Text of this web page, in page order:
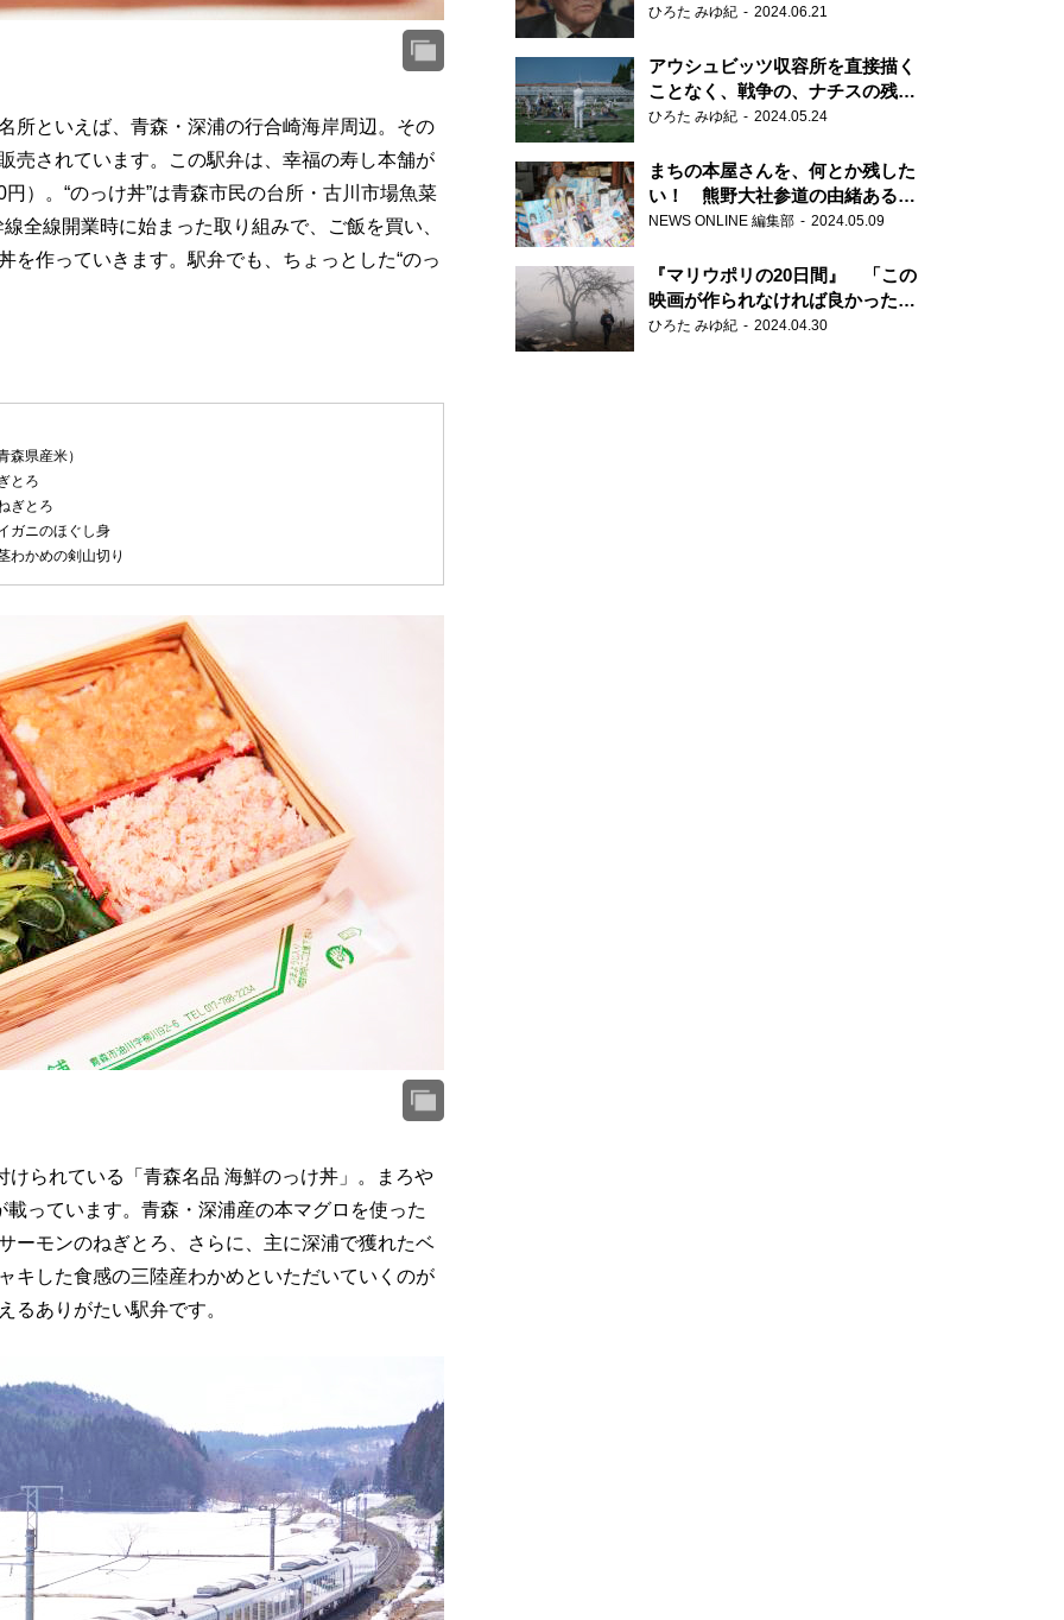
所といえば、青森・深浦の行合崎海岸周辺。その
売されています。この駅弁は、幸福の寿し本舗が
）。“のっけ丼”は青森市民の台所・古川市場魚菜
全線開業時に始まった取り組みで、ご飯を買い、
を作っていきます。駅弁でも、ちょっとした“のっ
森県産米）
とろ
ぎとろ
ガニのほぐし身
わかめの剣山切り
られている「青森名品 海鮮のっけ丼」。まろや
っています。青森・深浦産の本マグロを使った
ーモンのねぎとろ、さらに、主に深浦で獲れたベ
キした食感の三陸産わかめといただいていくのが
るありがたい駅弁です。
いく……『ONE LIFE 奇跡が繋い
ひろた みゆ紀 2024.06.21
アウシュビッツ収容所を直接描く
ことなく、戦争の、ナチスの残虐
さが見える映画 『関心領域』
ひろた みゆ紀 2024.05.24
まちの本屋さんを、何とか残した
い！ 熊野大社参道の由緒ある書
店・三代目の強い思い
NEWS ONLINE 編集部 2024.05.09
『マリウポリの20日間』 「この
映画が作られなければ良かった」
と語る監督
ひろた みゆ紀 2024.04.30